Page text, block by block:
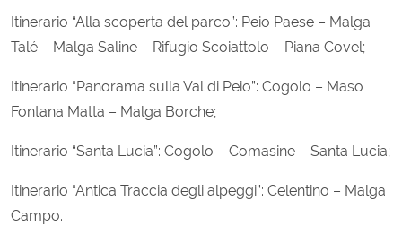
Itinerario “Alla scoperta del parco”: Peio Paese – Malga
Talé – Malga Saline – Rifugio Scoiattolo – Piana Covel;
Itinerario “Panorama sulla Val di Peio”: Cogolo – Maso
Fontana Matta – Malga Borche;
Itinerario “Santa Lucia”: Cogolo – Comasine – Santa Lucia;
Itinerario “Antica Traccia degli alpeggi”: Celentino – Malga
Campo.